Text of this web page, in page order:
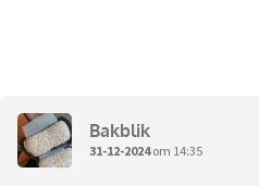
Bakblik
31-12-2024om 14:35